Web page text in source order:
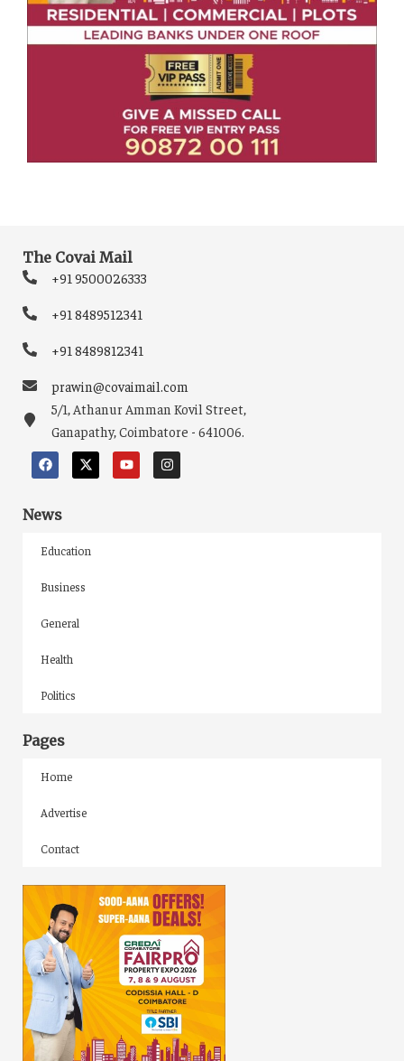
The Covai Mail
+91 9500026333
+91 8489512341
+91 8489812341
prawin@covaimail.com
5/1, Athanur Amman Kovil Street,
Ganapathy, Coimbatore - 641006.
News
Education
Business
General
Health
Politics
Pages
Home
Advertise
Contact